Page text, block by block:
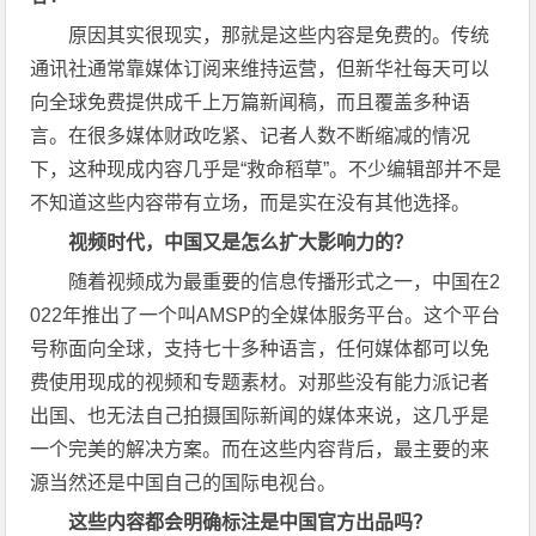
原因其实很现实，那就是这些内容是免费的。传统
通讯社通常靠媒体订阅来维持运营，但新华社每天可以
向全球免费提供成千上万篇新闻稿，而且覆盖多种语
言。在很多媒体财政吃紧、记者人数不断缩减的情况
下，这种现成内容几乎是“救命稻草”。不少编辑部并不是
不知道这些内容带有立场，而是实在没有其他选择。
视频时代，中国又是怎么扩大影响力的？
随着视频成为最重要的信息传播形式之一，中国在2
022年推出了一个叫AMSP的全媒体服务平台。这个平台
号称面向全球，支持七十多种语言，任何媒体都可以免
费使用现成的视频和专题素材。对那些没有能力派记者
出国、也无法自己拍摄国际新闻的媒体来说，这几乎是
一个完美的解决方案。而在这些内容背后，最主要的来
源当然还是中国自己的国际电视台。
这些内容都会明确标注是中国官方出品吗？